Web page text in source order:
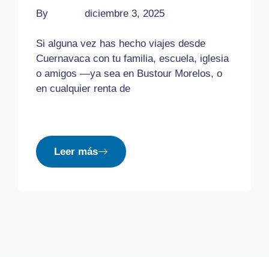
By diciembre 3, 2025
Si alguna vez has hecho viajes desde
Cuernavaca con tu familia, escuela, iglesia
o amigos —ya sea en Bustour Morelos, o
en cualquier renta de
Leer más